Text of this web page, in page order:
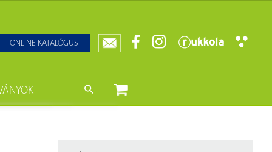
ONLINE KATALÓGUS